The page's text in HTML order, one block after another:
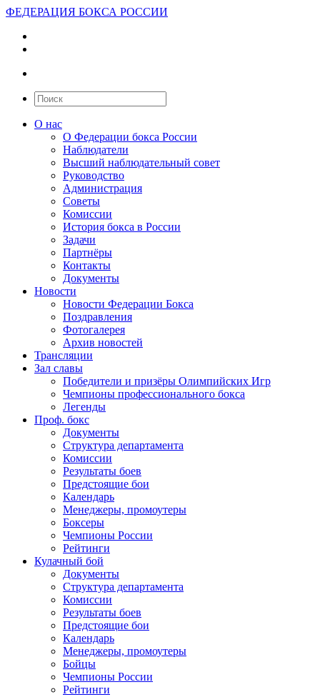
ФЕДЕРАЦИЯ БОКСА РОССИИ
О нас
О Федерации бокса России
Наблюдатели
Высший наблюдательный совет
Руководство
Администрация
Советы
Комиссии
История бокса в России
Задачи
Партнёры
Контакты
Документы
Новости
Новости Федерации Бокса
Поздравления
Фотогалерея
Архив новостей
Трансляции
Зал славы
Победители и призёры Олимпийских Игр
Чемпионы профессионального бокса
Легенды
Проф. бокс
Документы
Структура департамента
Комиссии
Результаты боев
Предстоящие бои
Календарь
Менеджеры, промоутеры
Боксеры
Чемпионы России
Рейтинги
Кулачный бой
Документы
Структура департамента
Комиссии
Результаты боев
Предстоящие бои
Календарь
Менеджеры, промоутеры
Бойцы
Чемпионы России
Рейтинги